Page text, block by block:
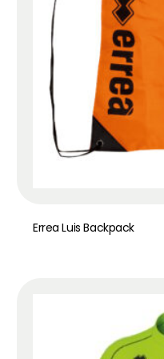
Errea Luis Backpack